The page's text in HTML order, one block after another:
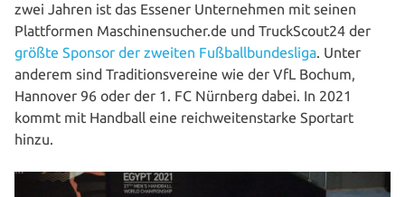
zwei Jahren ist das Essener Unter­neh­men mit seinen
Platt­for­men Maschinensucher.de und TruckScout24 der
größte Sponsor der zweiten Fuß­ball­bun­des­li­ga. Unter
anderem sind Tra­di­ti­ons­ver­ei­ne wie der VfL Bochum,
Hannover 96 oder der 1. FC Nürnberg dabei. In 2021
kommt mit Handball eine reich­wei­ten­star­ke Sportart
hinzu.